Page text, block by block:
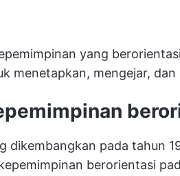
yang
menetapkan, mengejar,
dikembangkan pada tahun
berorientasi